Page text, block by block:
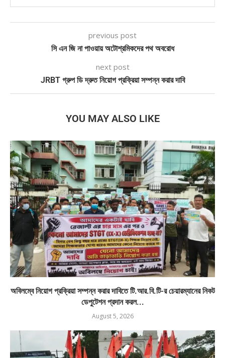
previous post
সি এন জি না পাওয়ায় অটোশ্রমিকদের পথ অবরোধ
next post
JRBT গ্রুপ ডি দ্রুত নিয়োগ প্রক্রিয়া সম্পন্ন করার দাবি
YOU MAY ALSO LIKE
অবিলম্বে নিয়োগ প্রক্রিয়া সম্পন্ন করার দাবিতে টি.আর.বি.টি-র চেয়ারম্যানের নিকট
ডেপুটেশন প্রদান করল...
August 5, 2026